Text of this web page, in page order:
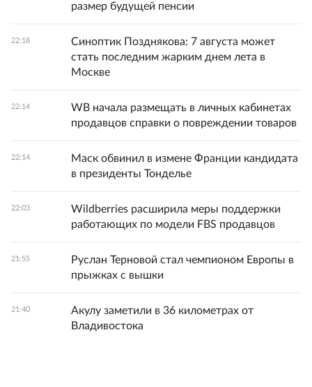
размер будущей пенсии
22:18
Синоптик Позднякова: 7 августа может
стать последним жарким днем лета в
Москве
22:14
WB начала размещать в личных кабинетах
продавцов справки о повреждении товаров
22:14
Маск обвинил в измене Франции кандидата
в президенты Тонделье
22:03
Wildberries расширила меры поддержки
работающих по модели FBS продавцов
21:55
Руслан Терновой стал чемпионом Европы в
прыжках с вышки
21:40
Акулу заметили в 36 километрах от
Владивостока